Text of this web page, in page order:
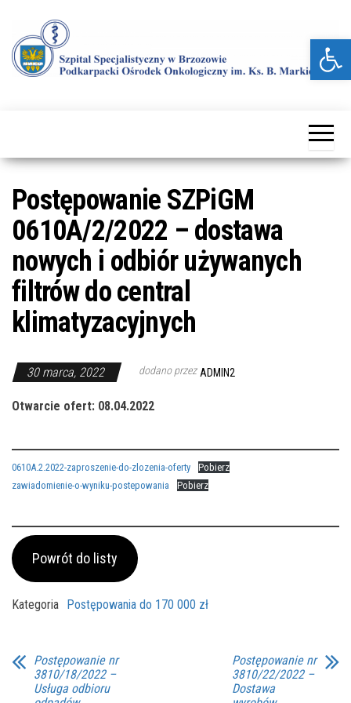
Otwórz pasek narzędzi
treści
Postępowanie SZPiGM
0610A/2/2022 – dostawa
nowych i odbiór używanych
filtrów do central
klimatyzacyjnych
30 marca, 2022 dodano przez ADMIN2
Otwarcie ofert: 08.04.2022
0610A.2.2022-zaproszenie-do-zlozenia-oferty
Pobierz
zawiadomienie-o-wyniku-postepowania
Pobierz
Powrót do listy
Kategoria Postępowania do 170 000 zł
Postępowanie nr
3810/18/2022 –
Usługa odbioru
Postępowanie nr
3810/22/2022 –
Dostawa